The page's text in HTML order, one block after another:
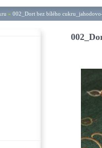
» 002_Dort bez bílého